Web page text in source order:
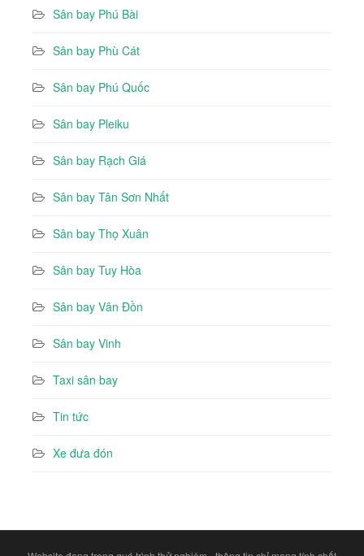
Sân bay Phú Bài
Sân bay Phù Cát
Sân bay Phú Quốc
Sân bay Pleiku
Sân bay Rạch Giá
Sân bay Tân Sơn Nhất
Sân bay Thọ Xuân
Sân bay Tuy Hòa
Sân bay Vân Đồn
Sân bay Vinh
Taxi sân bay
Tin tức
Xe đưa đón